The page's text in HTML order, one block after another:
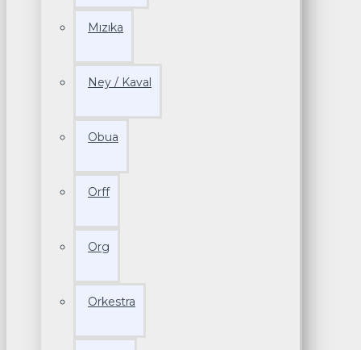
Mızıka
Ney / Kaval
Obua
Orff
Org
Orkestra